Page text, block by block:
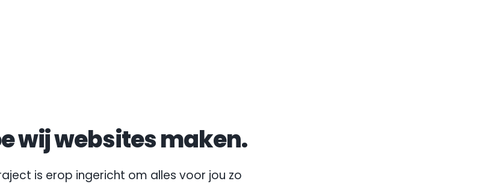
wij websites maken.
is erop ingericht om alles voor jou zo